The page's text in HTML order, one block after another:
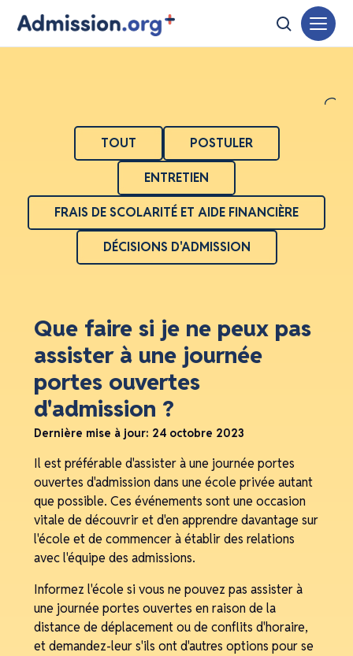
TOUT POSTULER
ENTRETIEN
FRAIS DE SCOLARITÉ ET AIDE FINANCIÈRE
DÉCISIONS D'ADMISSION
Que faire si je ne peux pas
assister à une journée
portes ouvertes
d'admission ?
Dernière mise à jour: 24 octobre 2023
Il est préférable d'assister à une journée portes
ouvertes d'admission dans une école privée autant
que possible. Ces événements sont une occasion
vitale de découvrir et d'en apprendre davantage sur
l'école et de commencer à établir des relations
avec l'équipe des admissions.
Informez l'école si vous ne pouvez pas assister à
une journée portes ouvertes en raison de la
distance de déplacement ou de conflits d'horaire,
et demandez-leur s'ils ont d'autres options pour se